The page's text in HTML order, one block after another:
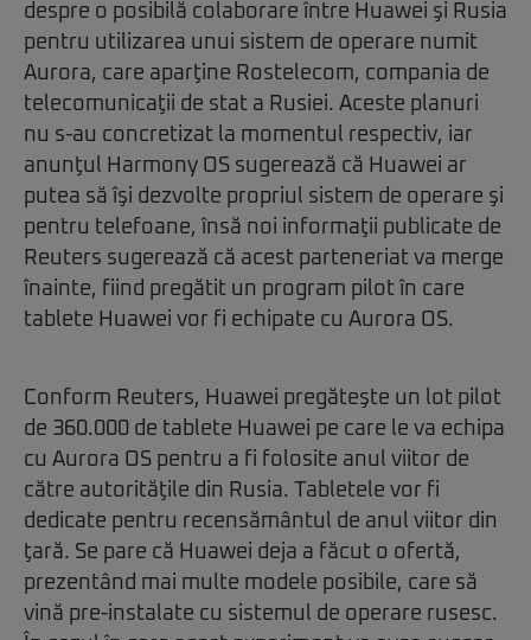
despre o posibilă colaborare între Huawei şi Rusia
pentru utilizarea unui sistem de operare numit
Aurora, care aparţine Rostelecom, compania de
telecomunicaţii de stat a Rusiei. Aceste planuri
nu s-au concretizat la momentul respectiv, iar
anunţul Harmony OS sugerează că Huawei ar
putea să îşi dezvolte propriul sistem de operare şi
pentru telefoane, însă noi informaţii publicate de
Reuters sugerează că acest parteneriat va merge
înainte, fiind pregătit un program pilot în care
tablete Huawei vor fi echipate cu Aurora OS.
Conform Reuters, Huawei pregăteşte un lot pilot
de 360.000 de tablete Huawei pe care le va echipa
cu Aurora OS pentru a fi folosite anul viitor de
către autorităţile din Rusia. Tabletele vor fi
dedicate pentru recensământul de anul viitor din
ţară. Se pare că Huawei deja a făcut o ofertă,
prezentând mai multe modele posibile, care să
vină pre-instalate cu sistemul de operare rusesc.